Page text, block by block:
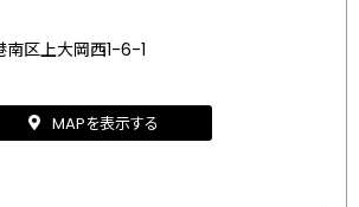
区上大岡西1-6-1
MAPを表示する